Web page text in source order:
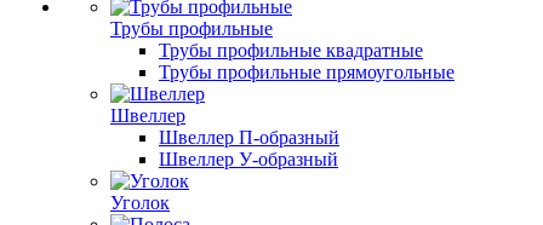
Трубы профильные
Трубы профильные квадратные
Трубы профильные прямоугольные
Швеллер
Швеллер П-образный
Швеллер У-образный
Уголок